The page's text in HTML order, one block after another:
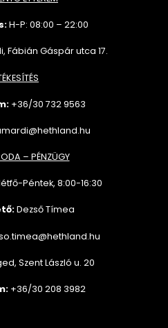
H-P: 08:00 – 22:00
Fábián Gáspár utca 17.
+36/30 7329563
– PÉNZÜGY
Péntek, 8:00-16:30
Dezső Tímea
Szent László u. 20
+36/30 208 3982